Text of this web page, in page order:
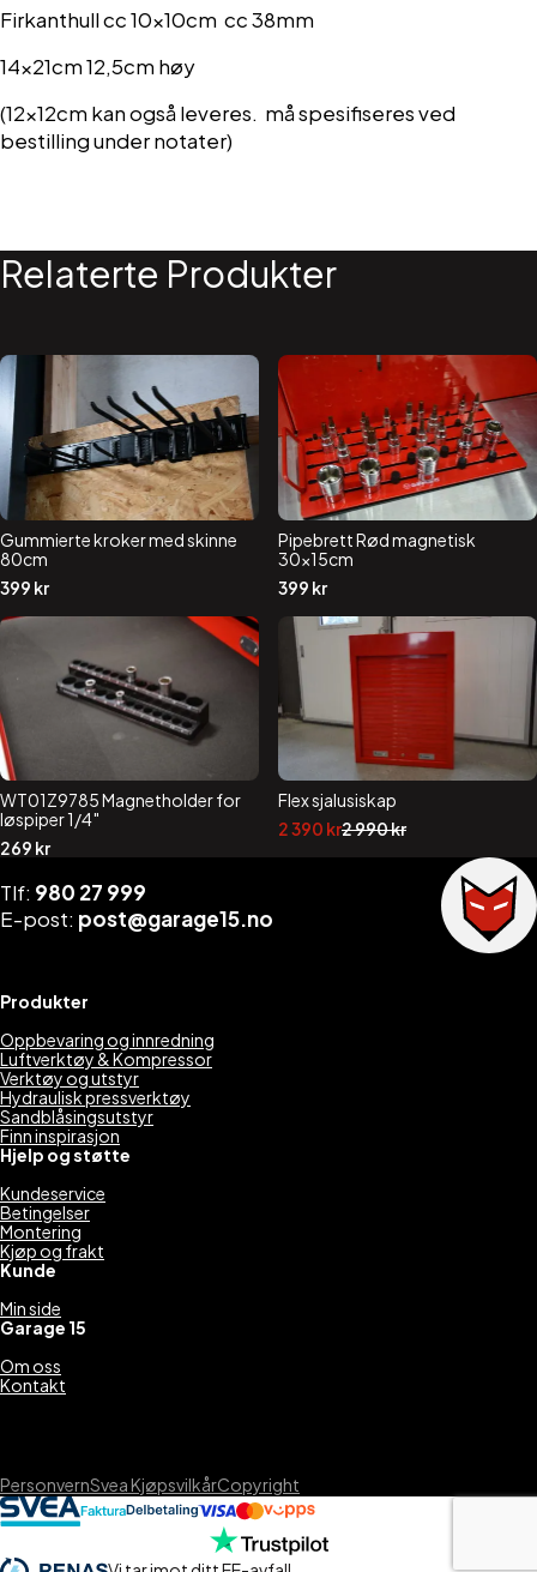
Firkanthull cc 10x10cm cc 38mm
14x21cm 12,5cm høy
(12x12cm kan også leveres. må spesifiseres ved
bestilling under notater)
Relaterte Produkter
Gummierte kroker med skinne
80cm
399 kr
Pipebrett Rød magnetisk
30x15cm
399 kr
WT01Z9785 Magnetholder for
løspiper 1/4″
269 kr
Flex sjalusiskap
2 990kr
Opprinnelig
2 390 kr
Nåværende
Tlf: 980 27 999
E-post: post@garage15.no
Produkter
Oppbevaring og innredning
Luftverktøy & Kompressor
Verktøy og utstyr
Hydraulisk pressverktøy
Sandblåsingsutstyr
Finn inspirasjon
Hjelp og støtte
Kundeservice
Betingelser
Montering
Kjøp og frakt
Kunde
Min side
Garage 15
Om oss
Kontakt
PersonvernSvea KjøpsvilkårCopyright